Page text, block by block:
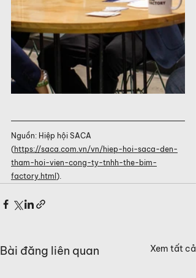
Nguồn: Hiệp hội SACA
(https://saca.com.vn/vn/hiep-hoi-saca-den-
tham-hoi-vien-cong-ty-tnhh-the-bim-
factory.html ).
Bài đăng liên quan Xem tất cả